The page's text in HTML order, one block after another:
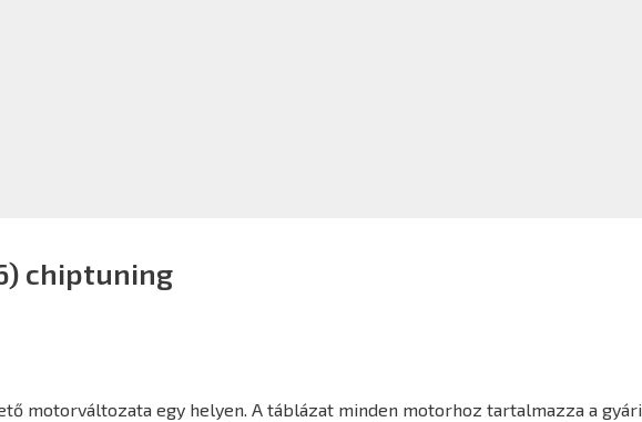
chiptuning
motorváltozata egy helyen. A táblázat minden motorhoz tartalmazza a gyári